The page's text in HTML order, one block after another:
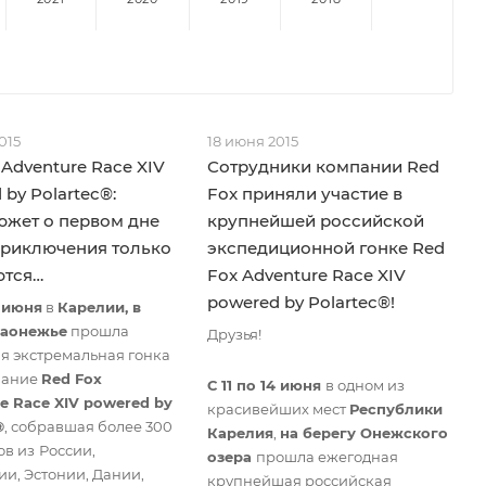
Race XIV
by Polartec®:
о первом дне
только
июня в Карелии, в
прошла
экстремальная гонка
Red Fox
Race XIV powered by
, собравшая более 300
из России,
Эстонии, Дании,
18 июня 2015
Сотрудники компании Red
Fox приняли участие в
крупнейшей российской
экспедиционной гонке Red
Fox Adventure Race XIV
powered by Polartec®!
Друзья!
С 11 по 14 июня в одном из
красивейших мест Республики
Карелия, на берегу Онежского
озера прошла ежегодная
крупнейшая российская